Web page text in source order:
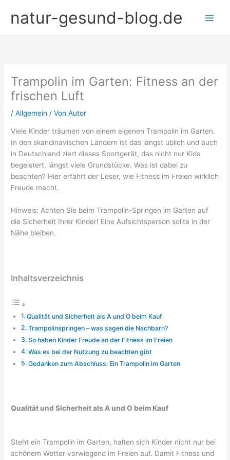
Inhaltnatur-gesund-blog.de
Trampolin im Garten: Fitness an der
frischen Luft
/Allgemein / VonAutor
Viele Kinder träumen von einem eigenen Trampolin im Garten.
In den skandinavischen Ländern ist das längst üblich und auch
in Deutschland ziert dieses Sportgerät, das nicht nur Kids
begeistert, längst viele Grundstücke. Was ist dabei zu
beachten? Hier erfährt der Leser, wie Fitness im Freien wirklich
Freude macht.
Hinweis: Achten Sie beim Trampolin-Springen im Garten auf
die Sicherheit Ihrer Kinder! Eine Aufsichtsperson sollte in der
Nähe bleiben.
Inhaltsverzeichnis
Qualität und Sicherheit als A und O beim Kauf
Trampolinspringen – was sagen die Nachbarn?
So haben Kinder Freude an der Fitness im Freien
Was es bei der Nutzung zu beachten gibt
Gedanken zum Abschluss: Ein Trampolin im Garten
Qualität und Sicherheit als A und O beim Kauf
Steht ein Trampolin im Garten, halten sich Kinder nicht nur bei
schönem Wetter vorwiegend im Freien auf. Damit Fitness und